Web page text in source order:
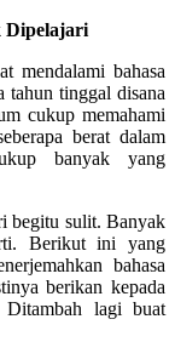
Dipelajari
mendalami bahasa
tahun tinggal disana
cukup memahami
berat dalam
banyak yang
begitu sulit. Banyak
Berikut ini yang
bahasa
berikan kepada
Ditambah lagi buat